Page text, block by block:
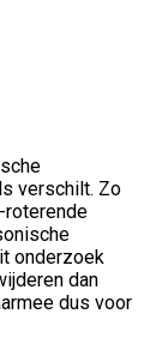
verschilt. Zo
roterende
onderzoek
dan
dus voor